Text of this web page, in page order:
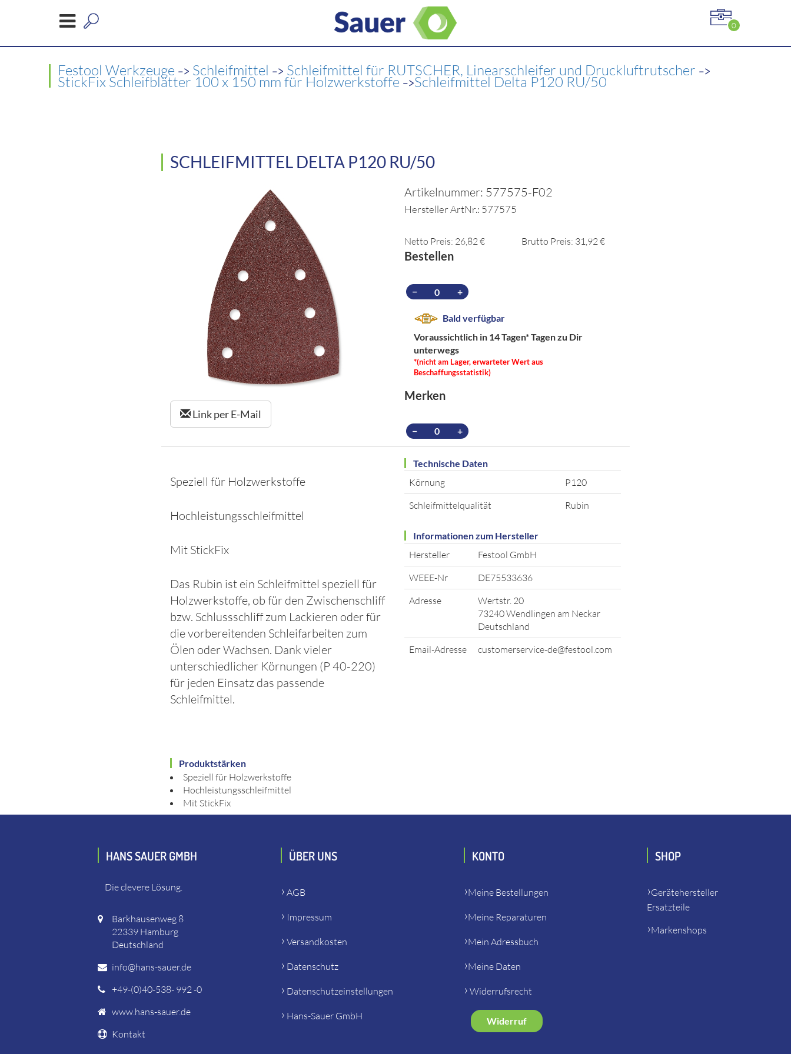
0
Festool Werkzeuge -> Schleifmittel -> Schleifmittel für RUTSCHER, Linearschleifer und Druckluftrutscher ->
StickFix Schleifblätter 100 x 150 mm für Holzwerkstoffe ->Schleifmittel Delta P120 RU/50
SCHLEIFMITTEL DELTA P120 RU/50
Link per E-Mail
Artikelnummer: 577575-F02
Hersteller ArtNr.: 577575
Netto Preis: 26,82 € Brutto Preis: 31,92 €
Bestellen
− +
Bald verfügbar
Voraussichtlich in 14 Tagen*Tagen zu Dir
unterwegs
*(nicht am Lager, erwarteter Wert aus
Beschaffungsstatistik)
Merken
− +
Speziell für Holzwerkstoffe
Hochleistungsschleifmittel
Mit StickFix
Das Rubin ist ein Schleifmittel speziell für
Holzwerkstoffe, ob für den Zwischenschliff
bzw. Schlussschliff zum Lackieren oder für
die vorbereitenden Schleifarbeiten zum
Ölen oder Wachsen. Dank vieler
unterschiedlicher Körnungen (P 40-220)
für jeden Einsatz das passende
Schleifmittel.
Produktstärken
Speziell für Holzwerkstoffe
Hochleistungsschleifmittel
Mit StickFix
Technische Daten
Körnung
P120
Schleifmittelqualität
Rubin
Informationen zum Hersteller
Hersteller
Festool GmbH
WEEE-Nr
DE75533636
Adresse
Wertstr. 20
73240 Wendlingen am Neckar
Deutschland
Email-Adresse
customerservice-de@festool.com
HANS SAUER GMBH
Die clevere Lösung.
Barkhausenweg 8
22339 Hamburg
Deutschland
info@hans-sauer.de
+49-(0)40-538- 992 -0
www.hans-sauer.de
Kontakt
ÜBER UNS
AGB
Impressum
Versandkosten
Datenschutz
Datenschutzeinstellungen
Hans-Sauer GmbH
KONTO
Meine Bestellungen
Meine Reparaturen
Mein Adressbuch
Meine Daten
Widerrufsrecht
Widerruf
SHOP
Gerätehersteller
Ersatzteile
Markenshops